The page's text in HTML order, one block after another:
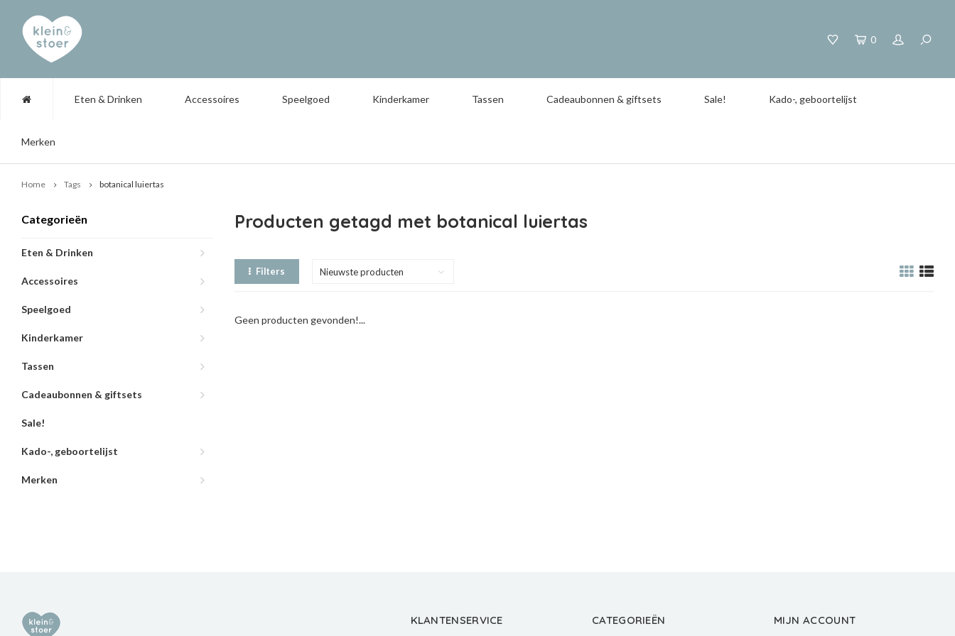
0
Eten & Drinken Accessoires Speelgoed Kinderkamer Tassen Cadeaubonnen & giftsets Sale! Kado-, geboortelijst
Merken
Home Tags botanical luiertas
Categorieën
Eten & Drinken
Accessoires
Speelgoed
Kinderkamer
Tassen
Cadeaubonnen & giftsets
Sale!
Kado-, geboortelijst
Merken
Producten getagd met botanical luiertas
Filters Nieuwste producten
Geen producten gevonden!...
KLANTENSERVICE CATEGORIEËN MIJN ACCOUNT